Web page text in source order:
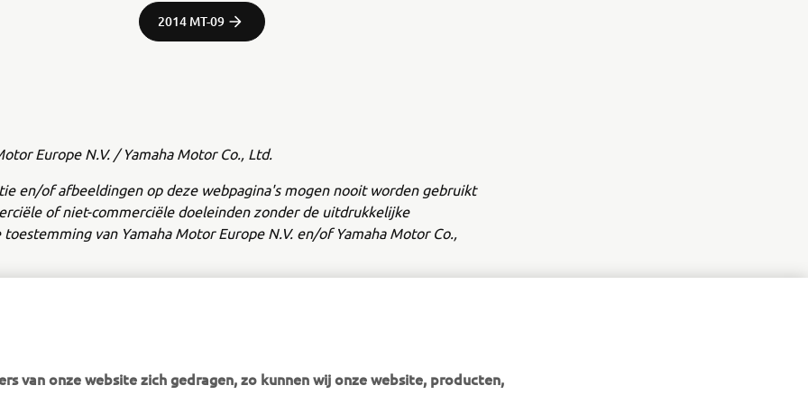
2014 MT-09
Europe N.V. / Yamaha Motor Co., Ltd.
en/of afbeeldingen op deze webpagina's mogen nooit worden gebruikt
of niet-commerciële doeleinden zonder de uitdrukkelijke
van Yamaha Motor Europe N.V. en/of Yamaha Motor Co.,
van onze website zich gedragen, zo kunnen wij onze website, producten,